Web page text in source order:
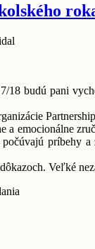
18 budú pani
a emocionálne
príbehy a
Veľké